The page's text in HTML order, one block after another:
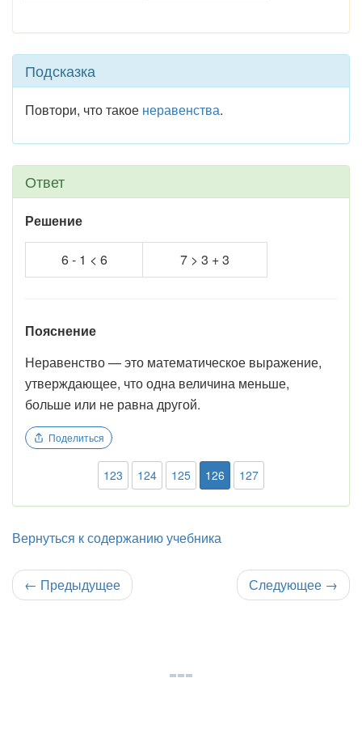
Подсказка
Повтори, что такое неравенства.
Ответ
Решение
6 - 1 < 6 7 > 3 + 3
Пояснение
Неравенство — это математическое выражение,
утверждающее, что одна величина меньше,
больше или не равна другой.
Поделиться
123 124 125 126 127
Вернуться к содержанию учебника
← Предыдущее Следующее →